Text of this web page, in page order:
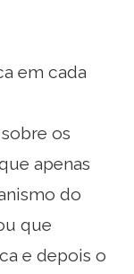
em cada
os
apenas
do
que
e depois o